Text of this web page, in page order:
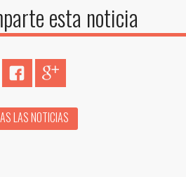
esta noticia
Twitter Facebook
LAS NOTICIAS